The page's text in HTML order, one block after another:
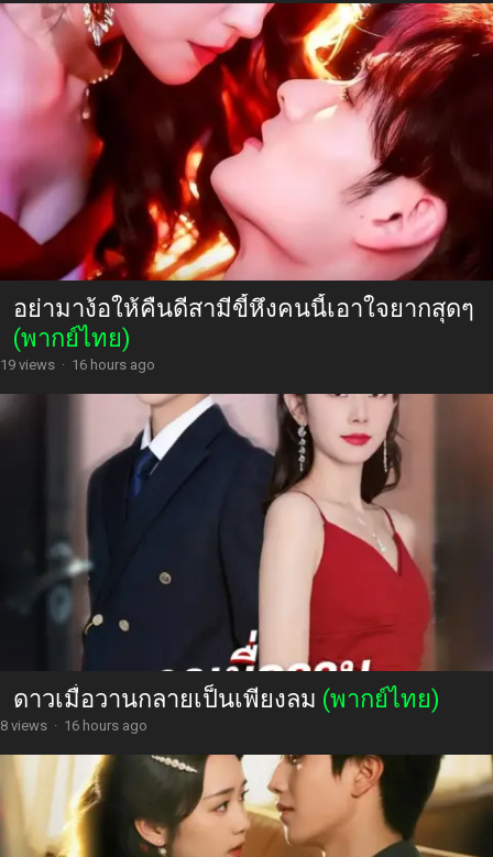
อย่ามาง้อให้คืนดีสามีขี้หึงคนนี้เอาใจยากสุดๆ
(พากย์ไทย)
19 views · 16 hours ago
ดาวเมื่อวานกลายเป็นเพียงลม (พากย์ไทย)
8 views · 16 hours ago